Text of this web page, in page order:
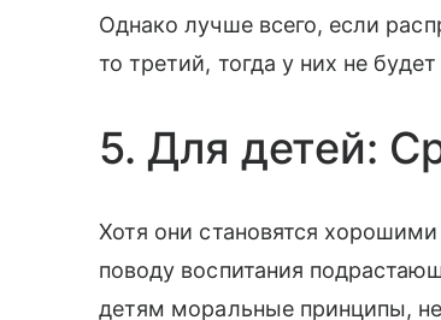
Однако лучше всего, если
то третий, тогда у них не
5. Для детей:
Хотя они становятся
поводу воспитания
детям моральные принципы,